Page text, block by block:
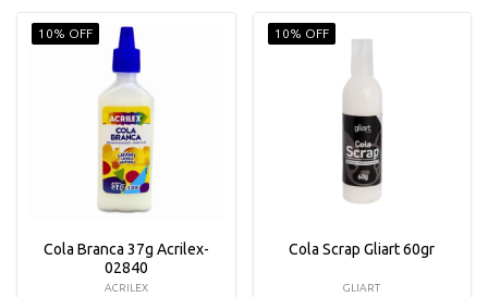
10% OFF
Cola Branca 37g Acrilex-
02840
ACRILEX
10% OFF
Cola Scrap Gliart 60gr
GLIART